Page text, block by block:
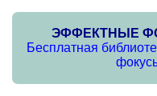
ЭФФЕКТНЫЕ
Бесплатная